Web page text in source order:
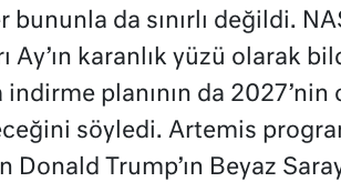
bununla da sınırlı değildi.
Ay’ın karanlık yüzü olarak
indirme planının da 2027’nin
söyledi. Artemis
Donald Trump’ın Beyaz